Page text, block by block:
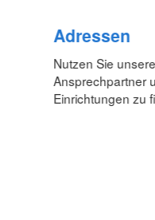
Adressen
Nutzen Sie
Ansprechpartner
Einrichtungen zu